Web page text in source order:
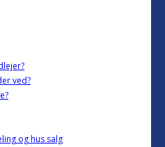
ved?
og hus salg